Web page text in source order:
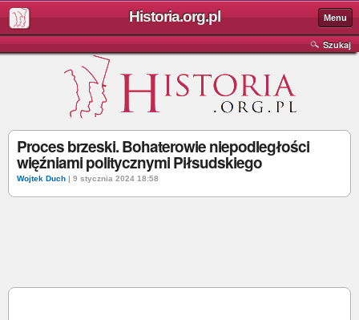
Historia.org.pl Menu
Szukaj
Proces brzeski. Bohaterowie niepodległości
więźniami politycznymi Piłsudskiego
Wojtek Duch | 9 stycznia 2024 18:58